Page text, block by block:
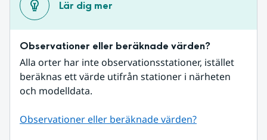
Lär dig mer
Observationer eller beräknade värden?
Alla orter har inte observationsstationer, istället
beräknas ett värde utifrån stationer i närheten
och modelldata.
Observationer eller beräknade värden?